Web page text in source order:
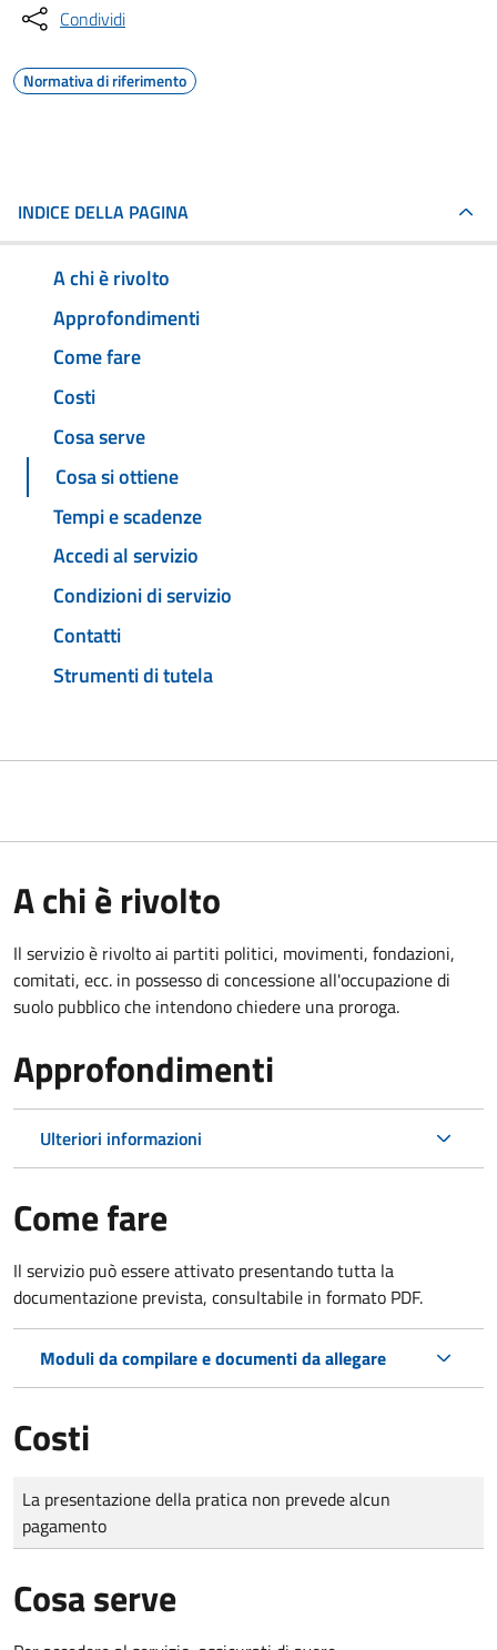
Condividi
Normativa di riferimento
INDICE DELLA PAGINA
A chi è rivolto
Approfondimenti
Come fare
Costi
Cosa serve
Cosa si ottiene
Tempi e scadenze
Accedi al servizio
Condizioni di servizio
Contatti
Strumenti di tutela
A chi è rivolto
Il servizio è rivolto ai partiti politici, movimenti, fondazioni,
comitati, ecc. in possesso di concessione all'occupazione di
suolo pubblico che intendono chiedere una proroga.
Approfondimenti
Ulteriori informazioni
Come fare
Il servizio può essere attivato presentando tutta la
documentazione prevista, consultabile in formato PDF.
Moduli da compilare e documenti da allegare
Costi
Tipo di pagamento
Importo
La presentazione della pratica non prevede alcun
pagamento
Cosa serve